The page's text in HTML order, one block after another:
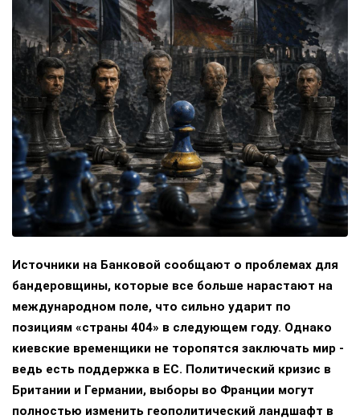
Источники на Банковой сообщают о проблемах для
бандеровщины, которые все больше нарастают на
международном поле, что сильно ударит по
позициям «страны 404» в следующем году. Однако
киевские временщики не торопятся заключать мир -
ведь есть поддержка в ЕС. Политический кризис в
Британии и Германии, выборы во Франции могут
полностью изменить геополитический ландшафт в